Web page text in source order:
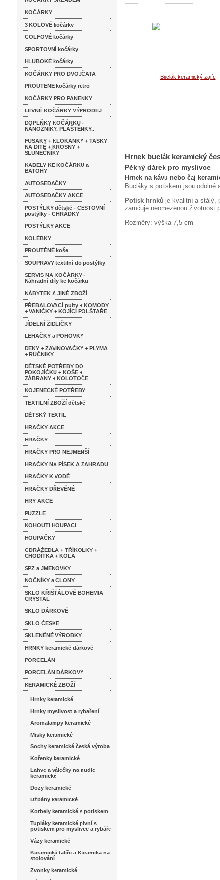
KOČÁRKY
3 KOLOVÉ kočárky
GOLFOVÉ kočárky
SPORTOVNÍ kočárky
HLUBOKÉ kočárky
KOČÁRKY PRO DVOJČATA
PROUTĚNÉ kočárky retro
KOČÁRKY PRO PANENKY
LEVNÉ KOČÁRKY VÝPRODEJ
DOPLŇKY KOČÁRKU -
NÁNOŽNÍKY, PLÁŠTĚNKY..
FUSAKY + KLOKANKY + TAŠKY
NA DITĚ + KROSNY +
SLUNEČNÍKY
KABELY KE KOČÁRKU a
BATOHY
AUTOSEDAČKY
AUTOSEDAČKY AKCE
POSTÝLKY dětské - CESTOVNÍ
postýlky - OHRÁDKY
POSTÝLKY AKCE
KOLÉBKY
PROUTĚNÉ koše
SOUPRAVY textilní do postýlky
SERVIS NA KOČÁRKY -
Náhradní díly ke kočárku
NÁBYTEK A JINÉ ZBOŽÍ
PŘEBALOVACÍ pulty + KOMODY
+ VANIČKY + KOJÍCÍ POLŠTAŘE
JÍDELNÍ ŽIDLIČKY
LEHAČKY a POHOVKY
DEKY + ZAVINOVAČKY + PLYMA
+ RUČNIKY
DĚTSKÉ POTŘEBY DO
POKOJÍČKU + KOŠE +
ZÁBRANY + KOLOTOČE
KOJENECKÉ POTŘEBY
TEXTILNÍ ZBOŽÍ dětské
DĚTSKÝ TEXTIL
HRAČKY AKCE
HRAČKY
HRAČKY PRO NEJMENŠÍ
HRAČKY NA PÍSEK A ZAHRADU
HRAČKY K VODĚ
HRAČKY DŘEVĚNÉ
HRY AKCE
PUZZLE
KOHOUTI HOUPACI
HOUPAČKY
ODRÁŽEDLA + TŘÍKOLKY +
CHODÍTKA + KOLA
SPZ a JMENOVKY
NOČNÍKY a CLONY
SKLO KŘIŠŤÁLOVÉ BOHEMIA
CRYSTAL
SKLO DÁRKOVÉ
SKLO ČESKE
SKLENĚNÉ VÝROBKY
HRNKY keramické dárkové
PORCELÁN
PORCELÁN DÁRKOVÝ
KERAMICKÉ ZBOŽÍ
Hrnky keramické
Hrnky myslivost a rybaření
Aromalampy keramické
Misky keramické
Sochy keramické česká výroba
Kořenky keramické
Lahve a válečky na nudle
keramické
Dozy keramické
Džbány keramické
Korbely keramické s potiskem
Tupláky keramické pivní s
potiskem pro myslivce a rybáře
Vázy keramické
Keramické talíře a Keramika na
stolování
Zvonky keramické
Hrnek buclák keramický
Pěkný dárek pro myslivce
Hrnek na kávu nebo čaj
Bucláky s potiskem jsou odolné
Potisk hrnků je kvalitní a stálý,
zaručuje neomezenou životnost
Rozměry: výška 7,5 cm